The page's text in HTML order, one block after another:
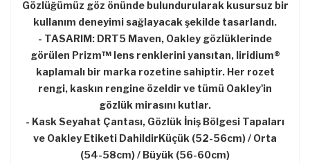
Gözlüğümüz göz önünde bulundurularak kusursuz bir
kullanım deneyimi sağlayacak şekilde tasarlandı.
- TASARIM: DRT5 Maven, Oakley gözlüklerinde
görülen Prizm™ lens renklerini yansıtan, Iiridium®
kaplamalı bir marka rozetine sahiptir. Her rozet
rengi, kaskın rengine özeldir ve tümü Oakley'in
gözlük mirasını kutlar.
- Kask Seyahat Çantası, Gözlük İniş Bölgesi Tapaları
ve Oakley Etiketi DahildirKüçük (52-56cm) / Orta
(54-58cm) / Büyük (56-60cm)